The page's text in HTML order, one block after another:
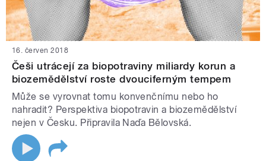
16. červen 2018
Češi utrácejí za biopotraviny miliardy korun a
biozemědělství roste dvouciferným tempem
Může se vyrovnat tomu konvenčnímu nebo ho
nahradit? Perspektiva biopotravin a biozemědělství
nejen v Česku. Připravila Naďa Bělovská.